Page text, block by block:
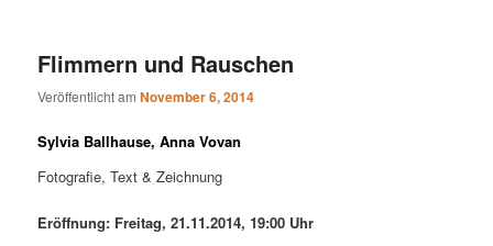
Flimmern und Rauschen
Veröffentlicht amNovember 6, 2014
Sylvia Ballhause, Anna Vovan
Fotografie, Text & Zeichnung
Eröffnung: Freitag, 21.11.2014, 19:00 Uhr